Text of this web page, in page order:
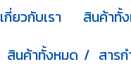
เกี่ยวกับเรา สินค้าทั้
สินค้าทั้งหมด สาร